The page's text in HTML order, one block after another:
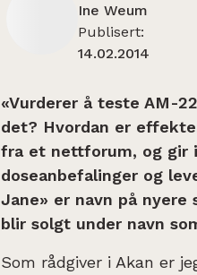
Ine Weum
Publisert:
14.02.2014
«Vurderer å teste AM-
det? Hvordan er
fra et nettforum, og gir
doseanbefalinger og
Jane» er navn på
blir solgt under navn
Som rådgiver i Akan er